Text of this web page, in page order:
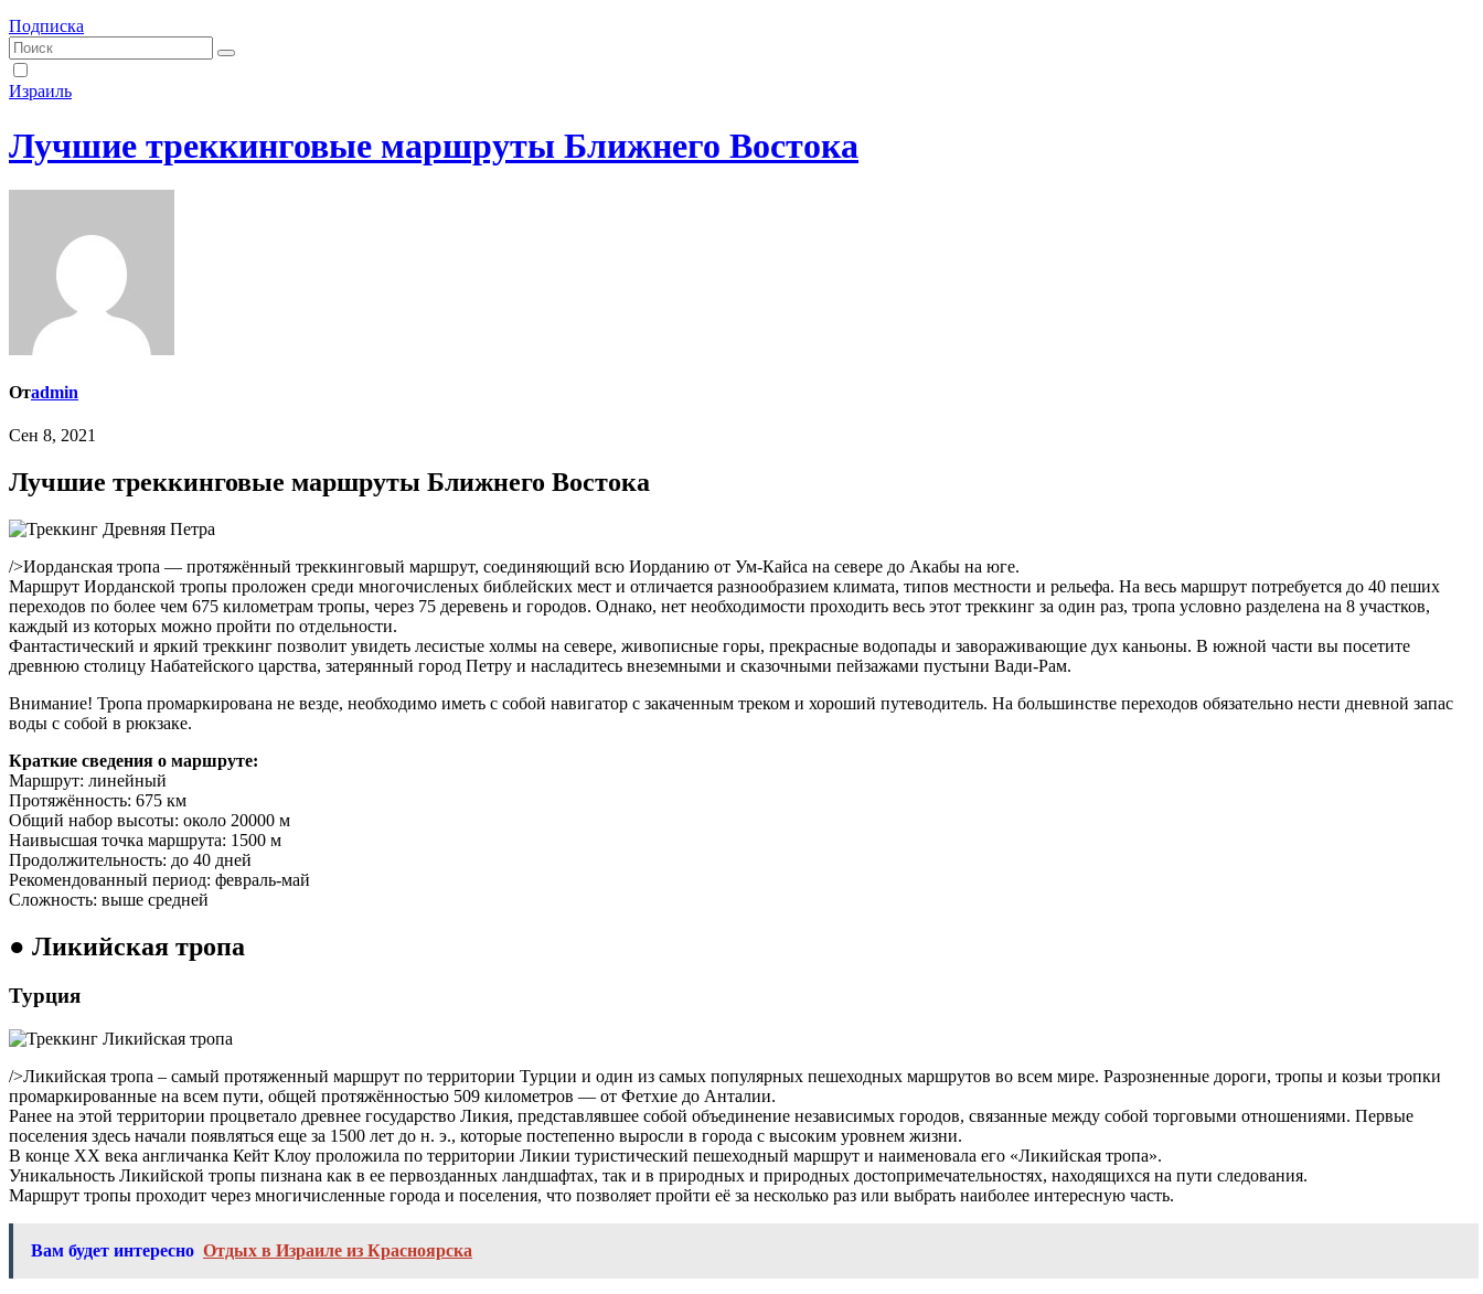
Подписка
Израиль
Лучшие треккинговые маршруты Ближнего Востока
Отadmin
Сен 8, 2021
Лучшие треккинговые маршруты Ближнего Востока
/>Иорданская тропа — протяжённый треккинговый маршрут, соединяющий всю Иорданию от Ум-Кайса на севере до Акабы на юге.
Маршрут Иорданской тропы проложен среди многочисленых библейских мест и отличается разнообразием климата, типов местности и рельефа. На весь маршрут потребуется до 40 пеших
переходов по более чем 675 километрам тропы, через 75 деревень и городов. Однако, нет необходимости проходить весь этот треккинг за один раз, тропа условно разделена на 8 участков,
каждый из которых можно пройти по отдельности.
Фантастический и яркий треккинг позволит увидеть лесистые холмы на севере, живописные горы, прекрасные водопады и завораживающие дух каньоны. В южной части вы посетите
древнюю столицу Набатейского царства, затерянный город Петру и насладитесь внеземными и сказочными пейзажами пустыни Вади-Рам.
Внимание! Тропа промаркирована не везде, необходимо иметь с собой навигатор с закаченным треком и хороший путеводитель. На большинстве переходов обязательно нести дневной запас
воды с собой в рюкзаке.
Краткие сведения о маршруте:
Маршрут: линейный
Протяжённость: 675 км
Общий набор высоты: около 20000 м
Наивысшая точка маршрута: 1500 м
Продолжительность: до 40 дней
Рекомендованный период: февраль-май
Сложность: выше средней
● Ликийская тропа
Турция
/>Ликийская тропа – самый протяженный маршрут по территории Турции и один из самых популярных пешеходных маршрутов во всем мире. Разрозненные дороги, тропы и козьи тропки
промаркированные на всем пути, общей протяжённостью 509 километров — от Фетхие до Анталии.
Ранее на этой территории процветало древнее государство Ликия, представлявшее собой объединение независимых городов, связанные между собой торговыми отношениями. Первые
поселения здесь начали появляться еще за 1500 лет до н. э., которые постепенно выросли в города с высоким уровнем жизни.
В конце XX века англичанка Кейт Клоу проложила по территории Ликии туристический пешеходный маршрут и наименовала его «Ликийская тропа».
Уникальность Ликийской тропы пизнана как в ее первозданных ландшафтах, так и в природных и природных достопримечательностях, находящихся на пути следования.
Маршрут тропы проходит через многичисленные города и поселения, что позволяет пройти её за несколько раз или выбрать наиболее интересную часть.
Вам будет интересно Отдых в Израиле из Красноярска